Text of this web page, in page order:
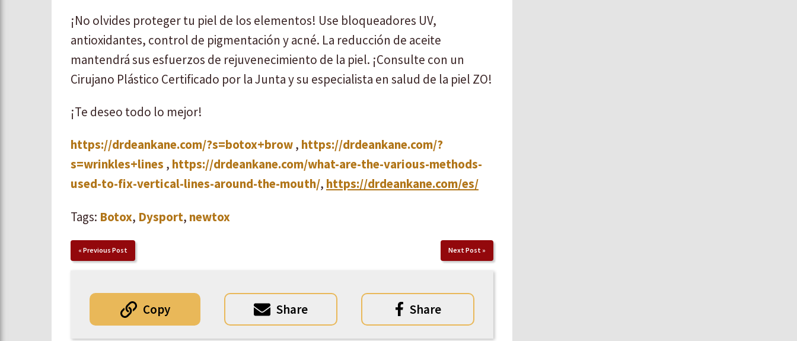
¡No olvides proteger tu piel de los elementos! Use bloqueadores UV,
antioxidantes, control de pigmentación y acné. La reducción de aceite
mantendrá sus esfuerzos de rejuvenecimiento de la piel. ¡Consulte con un
Cirujano Plástico Certificado por la Junta y su especialista en salud de la piel ZO!
¡Te deseo todo lo mejor!
https://drdeankane.com/?s=botox+brow, https://drdeankane.com/?
s=wrinkles+lines , https://drdeankane.com/what-are-the-various-methods-
used-to-fix-vertical-lines-around-the-mouth/, https://drdeankane.com/es/
Tags: Botox, Dysport, newtox
« Previous Post Next Post »
Copy Share Share